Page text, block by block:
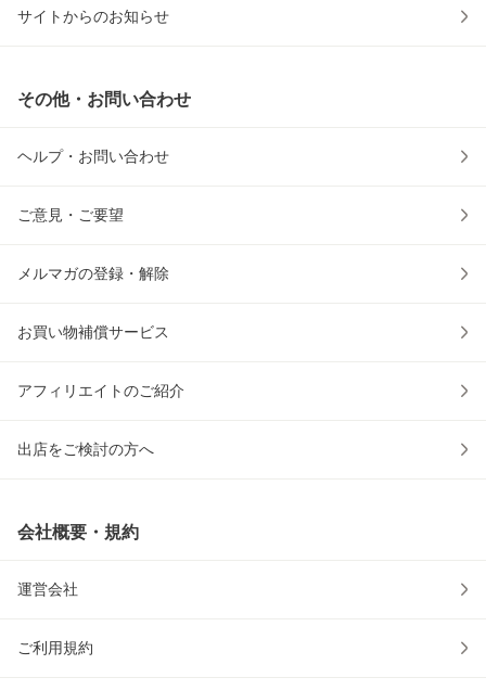
サイトからのお知らせ
その他・お問い合わせ
ヘルプ・お問い合わせ
ご意見・ご要望
メルマガの登録・解除
お買い物補償サービス
アフィリエイトのご紹介
出店をご検討の方へ
会社概要・規約
運営会社
ご利用規約